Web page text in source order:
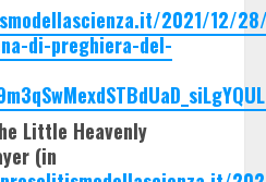
2021/12/
di-preghiera-del-
Little Heavenly
(in